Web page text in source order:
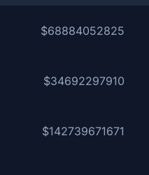
$68884052825
$34692297910
$142739671671